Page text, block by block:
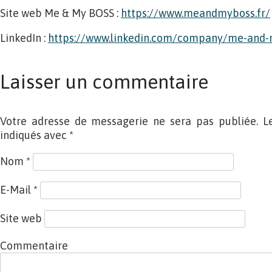
Site web Me & My BOSS : https://www.meandmyboss.fr/
LinkedIn : https://www.linkedin.com/company/me-and-
Laisser un commentaire
Votre adresse de messagerie ne sera pas publiée.
indiqués avec *
Nom *
E-Mail *
Site web
Commentaire